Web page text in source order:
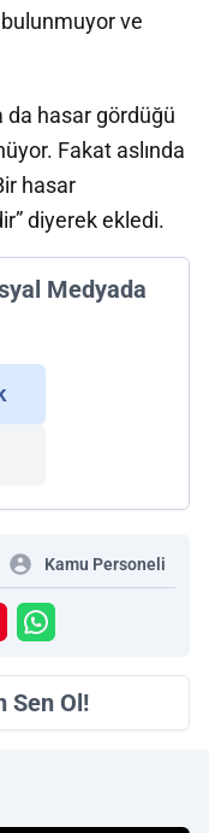
ve
da hasar gördüğü
Fakat aslında
hasar
diyerek ekledi.
Medyada
Kamu Personeli
Sen Ol!